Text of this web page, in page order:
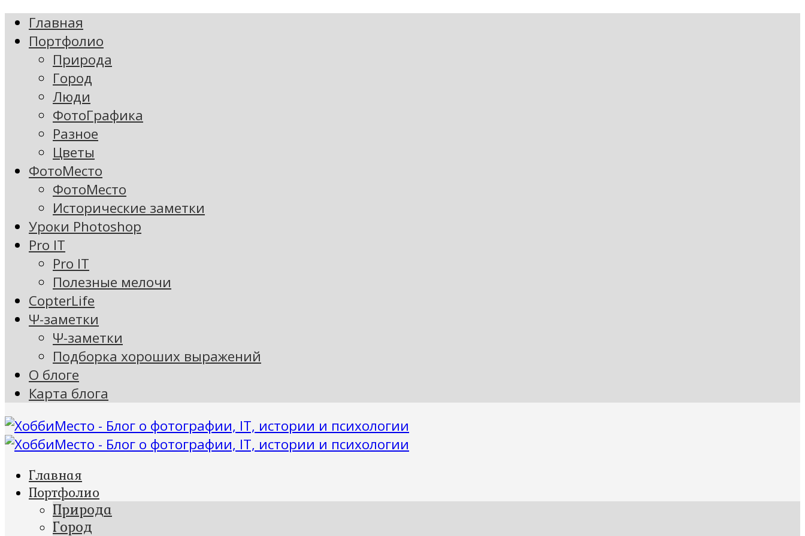
Главная
Портфолио
Природа
Город
Люди
ФотоГрафика
Разное
Цветы
ФотоМесто
ФотоМесто
Исторические заметки
Уроки Photoshop
Pro IT
Pro IT
Полезные мелочи
CopterLife
Ψ-заметки
Ψ-заметки
Подборка хороших выражений
О блоге
Карта блога
Главная
Портфолио
Природа
Город